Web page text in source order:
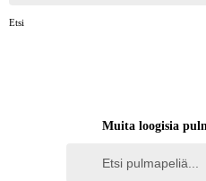
Etsi
Muita loogisia